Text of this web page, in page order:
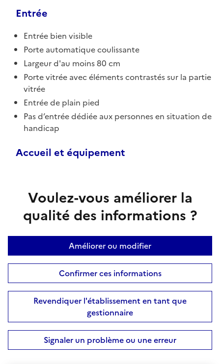
Entrée
Entrée bien visible
Porte automatique coulissante
Largeur d'au moins 80 cm
Porte vitrée avec éléments contrastés sur la partie
vitrée
Entrée de plain pied
Pas d’entrée dédiée aux personnes en situation de
handicap
Accueil et équipement
Voulez-vous améliorer la
qualité des informations ?
Améliorer ou modifier
Confirmer ces informations
Revendiquer l'établissement en tant que
gestionnaire
Signaler un problème ou une erreur